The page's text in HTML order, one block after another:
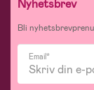
Nyhetsbrev
Bli
Email*